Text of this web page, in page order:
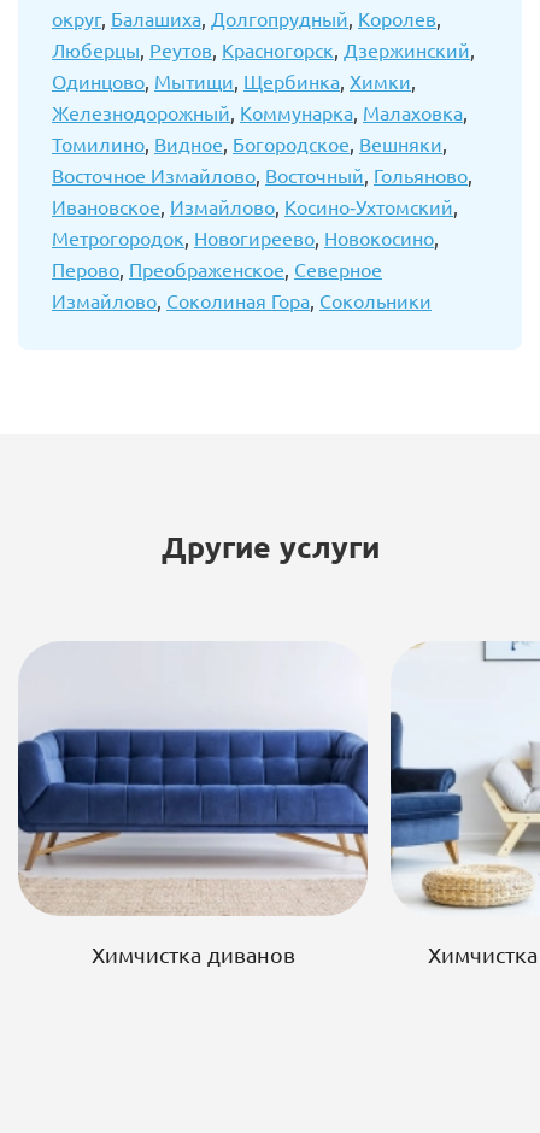
округ, Балашиха, Долгопрудный, Королев,
Люберцы, Реутов, Красногорск, Дзержинский,
Одинцово, Мытищи, Щербинка, Химки,
Железнодорожный, Коммунарка, Малаховка,
Томилино, Видное, Богородское, Вешняки,
Восточное Измайлово, Восточный, Гольяново,
Ивановское, Измайлово, Косино-Ухтомский,
Метрогородок, Новогиреево, Новокосино,
Перово, Преображенское, Северное
Измайлово, Соколиная Гора, Сокольники
Другие услуги
Химчистка диванов